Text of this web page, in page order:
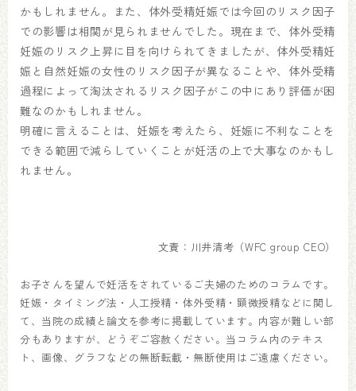
かもしれません。また、体外受精妊娠では今回のリスク因子
での影響は相関が見られませんでした。現在まで、体外受精
妊娠のリスク上昇に目を向けられてきましたが、体外受精妊
娠と自然妊娠の女性のリスク因子が異なることや、体外受精
過程によって淘汰されるリスク因子がこの中にあり評価が困
難なのかもしれません。
明確に言えることは、妊娠を考えたら、妊娠に不利なことを
できる範囲で減らしていくことが妊活の上で大事なのかもし
れません。
文責：川井清考（WFC group CEO）
お子さんを望んで妊活をされているご夫婦のためのコラムです。
妊娠・タイミング法・人工授精・体外受精・顕微授精などに関し
て、当院の成績と論文を参考に掲載しています。内容が難しい部
分もありますが、どうぞご容赦ください。当コラム内のテキス
ト、画像、グラフなどの無断転載・無断使用はご遠慮ください。